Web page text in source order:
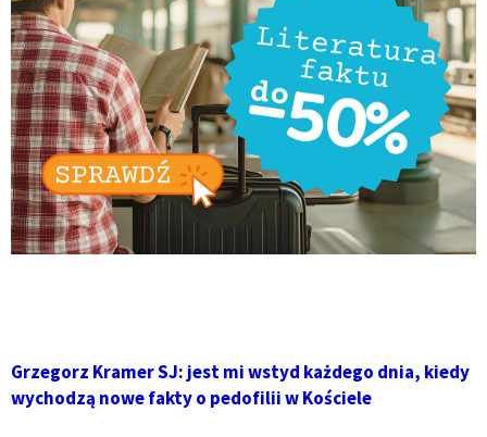
Grzegorz Kramer SJ: jest mi wstyd każdego dnia, kiedy
wychodzą nowe fakty o pedofilii w Kościele